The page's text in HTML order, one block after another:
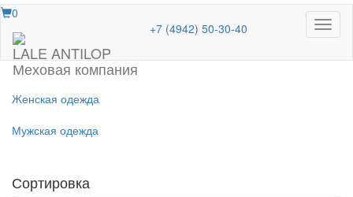
Меню
0
LALE ANTILOP
Меховая компания
+7 (4942) 50-30-40
Женская одежда
Мужская одежда
Сортировка